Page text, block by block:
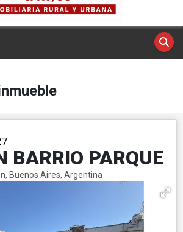
BARRIO PARQUE
Buenos Aires, Argentina